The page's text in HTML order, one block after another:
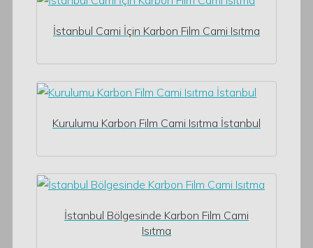
İstanbul Cami İçin Karbon Film Cami Isıtma
Kurulumu Karbon Film Cami Isıtma İstanbul
İstanbul Bölgesinde Karbon Film Cami
Isıtma